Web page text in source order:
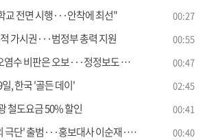
교 전면 시행···안착에 최선" 00:27
가시권···범정부 총력 지원 00:55
비판은 오보···정정보도 해야" 00:47
, 한국 '골든 데이' 02:45
철도요금 50% 할인 00:41
' 출범···홍보대사 이순재·전미도 00:40